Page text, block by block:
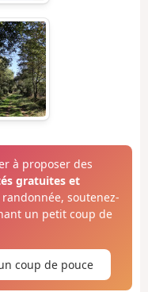
à proposer des
gratuites et
soutenez-
un petit coup de
coup de pouce